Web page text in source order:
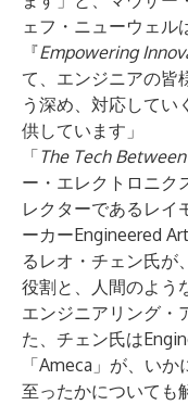
ェフ・ニューウェル
『Empowering
て、エンジニアの皆
う深め、対応してい
供しています」
「The Tech
ー・エレクトロニク
レクターであるレイ
ーカーEngineered
るレオ・チェン氏が
役割と、人間のよう
エンジニアリング・
た、チェン氏は
「Ameca」が、い
至ったかについても